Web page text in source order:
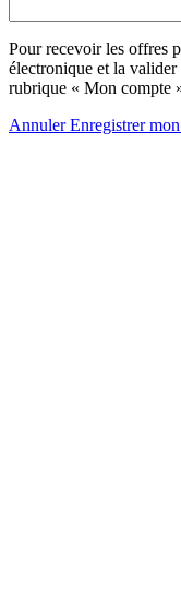
Pour recevoir les offres
électronique et la valider
rubrique « Mon compte
AnnulerEnregistrer